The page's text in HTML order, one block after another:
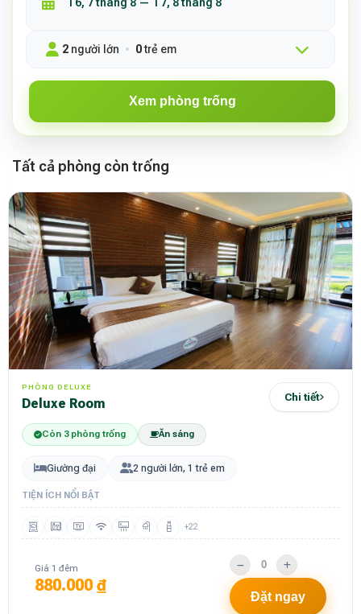
2 người lớn 0trẻ em
Xem phòng trống
Tất cả phòng còn trống
PHÒNG DELUXE
Deluxe Room Chi tiết
Còn 3 phòng trống Ăn sáng
Giường đại 2 người lớn, 1 trẻ em
TIỆN ÍCH NỔI BẬT
+22
Giá 1 đêm
880.000 ₫
Đặt ngay